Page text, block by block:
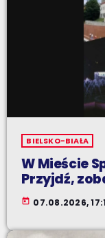
BIELSKO-BIAŁA
W Mieście
Przyjdź,
today 07.08.2026,